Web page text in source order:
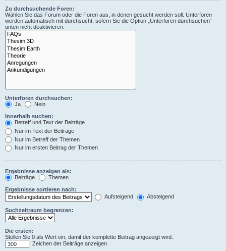
Zu durchsuchende Foren:
Wählen Sie das Forum oder die Foren aus, in denen gesucht werden soll. Unterforen
werden automatisch mit durchsucht, sofern Sie die Option „Unterforen durchsuchen“
unten nicht deaktivieren.
Unterforen durchsuchen:
Ja
Nein
Innerhalb suchen:
Betreff und Text der Beiträge
Nur im Text der Beiträge
Nur im Betreff der Themen
Nur im ersten Beitrag der Themen
Ergebnisse anzeigen als:
Beiträge
Themen
Ergebnisse sortieren nach:
Aufsteigend
Absteigend
Suchzeitraum begrenzen:
Die ersten:
Stellen Sie 0 als Wert ein, damit der komplette Beitrag angezeigt wird.
Zeichen der Beiträge anzeigen